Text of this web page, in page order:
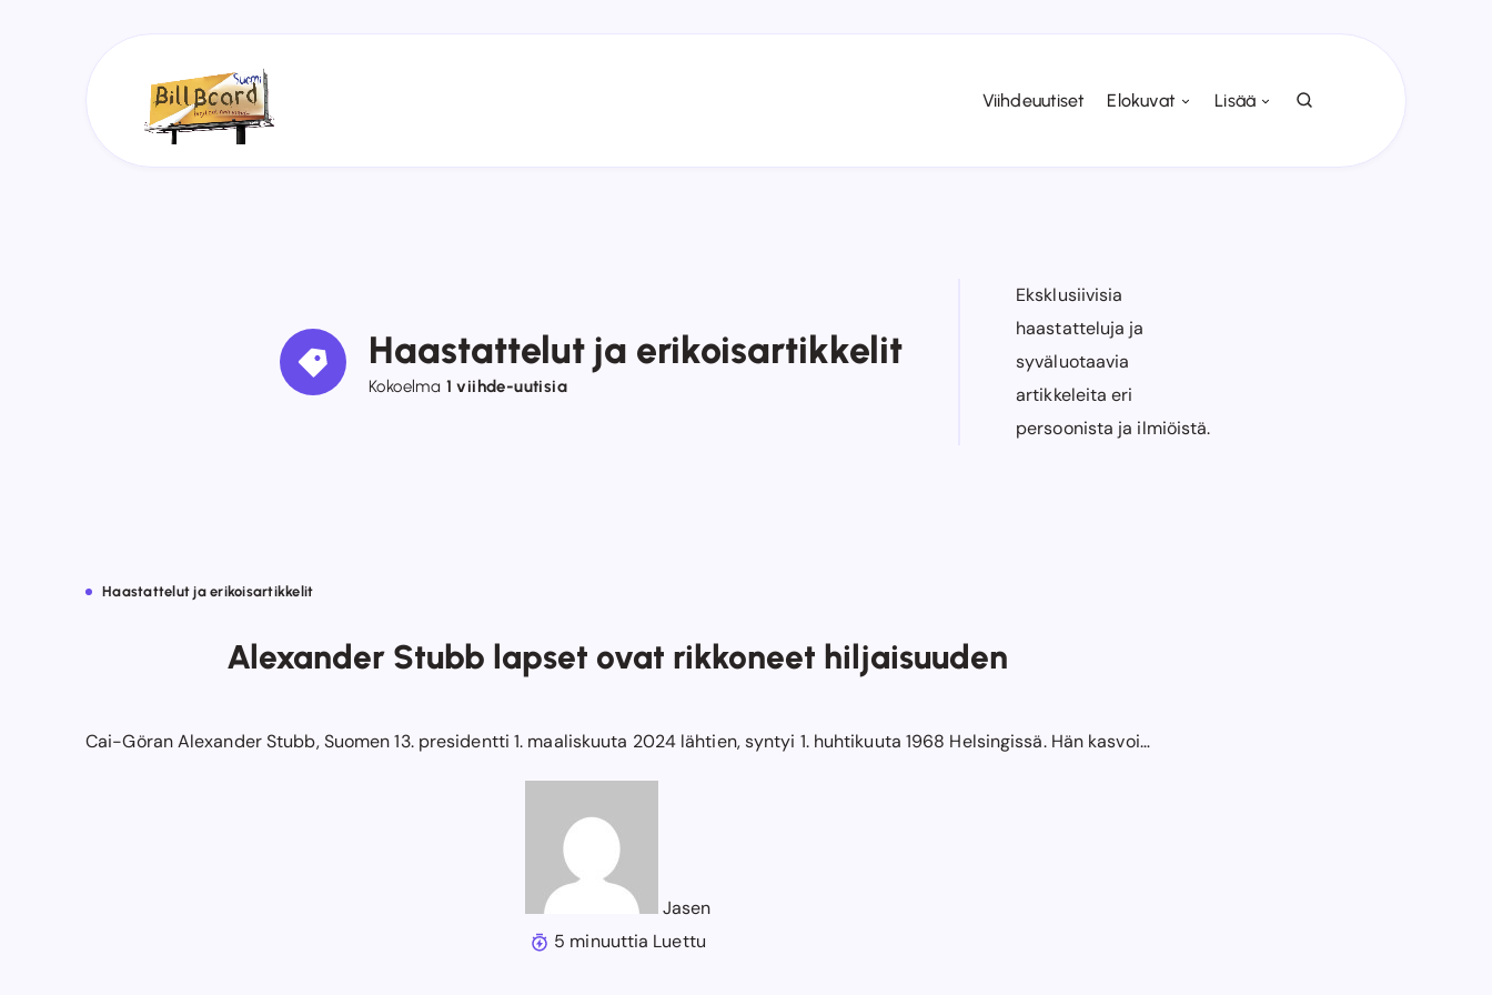
Viihdeuutiset Elokuvat Lisää
Haastattelut ja erikoisartikkelit
Kokoelma 1 viihde-uutisia
Eksklusiivisia
haastatteluja ja
syväluotaavia
artikkeleita eri
persoonista ja ilmiöistä.
Haastattelut ja erikoisartikkelit
Alexander Stubb lapset ovat rikkoneet hiljaisuuden
Cai-Göran Alexander Stubb, Suomen 13. presidentti 1. maaliskuuta 2024 lähtien, syntyi 1. huhtikuuta 1968 Helsingissä. Hän kasvoi…
Jasen
5 minuuttia Luettu